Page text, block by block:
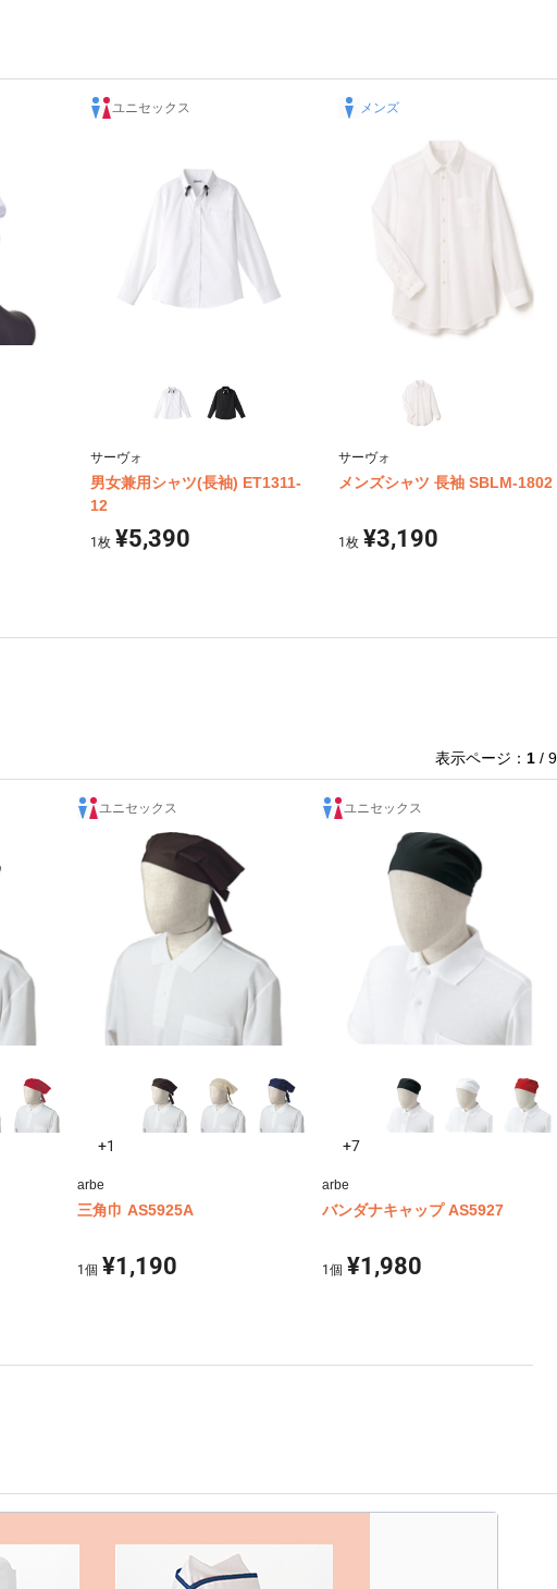
ユニセックス
サーヴォ
男女兼用シャツ(長袖) ET1311-
12
1 枚 ¥5,390
メンズ
サーヴォ
メンズシャツ 長袖 SBLM-1802
1枚 ¥3,190
表示ページ： 1 / 9
ユニセックス
+1
arbe
三角巾 AS5925A
1 個 ¥1,190
ユニセックス
+7
arbe
バンダナキャップ AS5927
1個 ¥1,980